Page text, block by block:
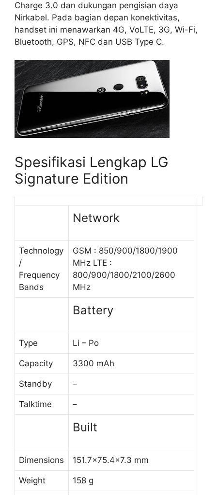
Charge 3.0 dan dukungan pengisian daya
Nirkabel. Pada bagian depan konektivitas,
handset ini menawarkan 4G, VoLTE, 3G, Wi-Fi,
Bluetooth, GPS, NFC dan USB Type C.
Spesifikasi Lengkap LG
Signature Edition
Network
Technology
/
Frequency
Bands
GSM : 850/900/1800/1900
MHz LTE :
800/900/1800/2100/2600
MHz
Battery
Type Li – Po
Capacity 3300 mAh
Standby –
Talktime –
Built
Dimensions 151.7×75.4×7.3 mm
Weight 158 g